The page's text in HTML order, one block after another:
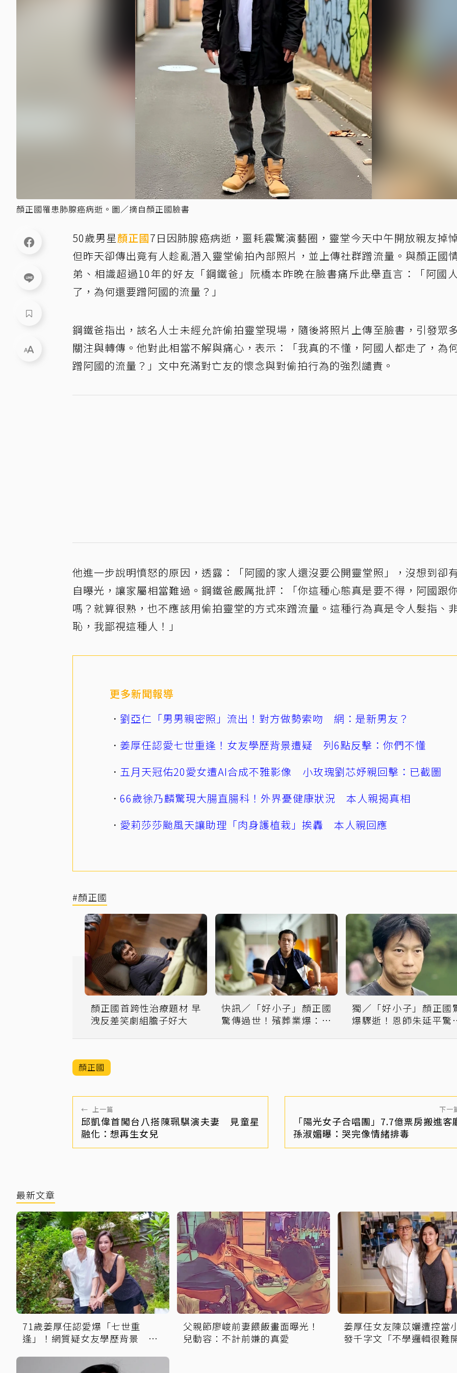
顏正國罹患肺腺癌病逝。圖／摘自顏正國臉書
50歲男星顏正國7日因肺腺癌病逝，噩耗震驚演藝圈，靈堂今天中午開放親友掉
但昨天卻傳出竟有人趁亂潛入靈堂偷拍內部照片，並上傳社群蹭流量。與顏正國
弟、相識超過10年的好友「鋼鐵爸」阮橋本昨晚在臉書痛斥此舉直言：「阿國
了，為何還要蹭阿國的流量？」
鋼鐵爸指出，該名人士未經允許偷拍靈堂現場，隨後將照片上傳至臉書，引發眾
關注與轉傳。他對此相當不解與痛心，表示：「我真的不懂，阿國人都走了，為
蹭阿國的流量？」文中充滿對亡友的懷念與對偷拍行為的強烈譴責。
他進一步說明憤怒的原因，透露：「阿國的家人還沒要公開靈堂照」，沒想到卻
自曝光，讓家屬相當難過。鋼鐵爸嚴厲批評：「你這種心態真是要不得，阿國跟
嗎？就算很熟，也不應該用偷拍靈堂的方式來蹭流量。這種行為真是令人髮指、
恥，我鄙視這種人！」
更多新聞報導
劉亞仁「男男親密照」流出！對方做勢索吻 網：是新男友？
姜厚任認愛七世重逢！女友學歷背景遭疑 列6點反擊：你們不懂
五月天冠佑20愛女遭AI合成不雅影像 小玫瑰劉芯妤親回擊：已截圖
66歲徐乃麟驚現大腸直腸科！外界憂健康狀況 本人親揭真相
愛莉莎莎颱風天讓助理「肉身護植栽」挨轟 本人親回應
#顏正國
顏正國首跨性治療題材 早
洩反差笑劇組膽子好大
快訊／「好小子」顏正國
驚傳過世！殯葬業爆：今
獨／「好小子」顏正國
爆驟逝！恩師朱延平驚
顏正國
← 上一篇
邱凱偉首闖台八搭陳珮騏演夫妻 見童星
融化：想再生女兒
下一
「陽光女子合唱團」7.7億票房搬進客
孫淑媚曝：哭完像情緒排毒
最新文章
71歲姜厚任認愛爆「七世重
逢」！網質疑女友學歷背景 他
父親節廖峻前妻餵飯畫面曝光！
兒動容：不計前嫌的真愛
姜厚任女友陳苡孋遭控當
發千字文「不學邏輯很難